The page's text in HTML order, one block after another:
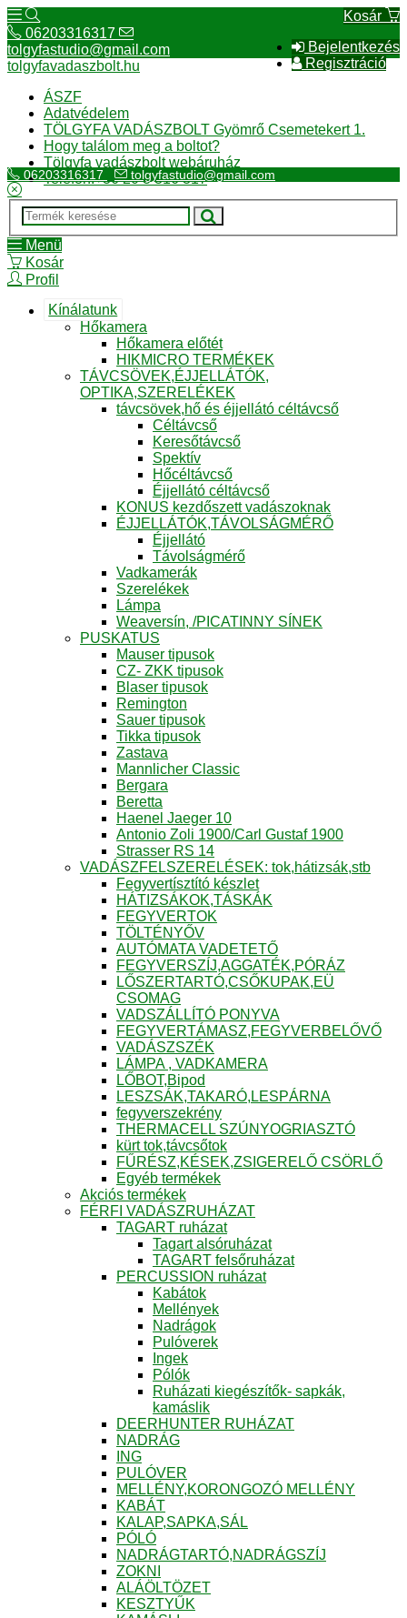
Kosár
Bejelentkezés
Regisztráció
06203316317
tolgyfastudio@gmail.com
tolgyfavadaszbolt.hu
ÁSZF
Adatvédelem
TÖLGYFA VADÁSZBOLT Gyömrő Csemetekert 1.
Hogy találom meg a boltot?
Tölgyfa vadászbolt webáruház
Telefon:+36 20 3 316 317
06203316317 tolgyfastudio@gmail.com
Menü
Kosár
Profil
Kínálatunk
Hőkamera
Hőkamera előtét
HIKMICRO TERMÉKEK
TÁVCSÖVEK,ÉJJELLÁTÓK,
OPTIKA,SZERELÉKEK
távcsövek,hő és éjjellátó céltávcső
Céltávcső
Keresőtávcső
Spektív
Hőcéltávcső
Éjjellátó céltávcső
KONUS kezdőszett vadászoknak
ÉJJELLÁTÓK,TÁVOLSÁGMÉRŐ
Éjjellátó
Távolságmérő
Vadkamerák
Szerelékek
Lámpa
Weaversín, /PICATINNY SÍNEK
PUSKATUS
Mauser tipusok
CZ- ZKK tipusok
Blaser tipusok
Remington
Sauer tipusok
Tikka tipusok
Zastava
Mannlicher Classic
Bergara
Beretta
Haenel Jaeger 10
Antonio Zoli 1900/Carl Gustaf 1900
Strasser RS 14
VADÁSZFELSZERELÉSEK: tok,hátizsák,stb
Fegyvertísztító készlet
HÁTIZSÁKOK,TÁSKÁK
FEGYVERTOK
TÖLTÉNYŐV
AUTÓMATA VADETETŐ
FEGYVERSZÍJ,AGGATÉK,PÓRÁZ
LŐSZERTARTÓ,CSŐKUPAK,EÜ
CSOMAG
VADSZÁLLÍTÓ PONYVA
FEGYVERTÁMASZ,FEGYVERBELŐVŐ
VADÁSZSZÉK
LÁMPA , VADKAMERA
LŐBOT,Bipod
LESZSÁK,TAKARÓ,LESPÁRNA
fegyverszekrény
THERMACELL SZÚNYOGRIASZTÓ
kürt tok,távcsőtok
FŰRÉSZ,KÉSEK,ZSIGERELŐ CSÖRLŐ
Egyéb termékek
Akciós termékek
FÉRFI VADÁSZRUHÁZAT
TAGART ruházat
Tagart alsóruházat
TAGART felsőruházat
PERCUSSION ruházat
Kabátok
Mellények
Nadrágok
Pulóverek
Ingek
Pólók
Ruházati kiegészítők- sapkák,
kamáslik
DEERHUNTER RUHÁZAT
NADRÁG
ING
PULÓVER
MELLÉNY,KORONGOZÓ MELLÉNY
KABÁT
KALAP,SAPKA,SÁL
PÓLÓ
NADRÁGTARTÓ,NADRÁGSZÍJ
ZOKNI
ALÁÖLTÖZET
KESZTYŰK